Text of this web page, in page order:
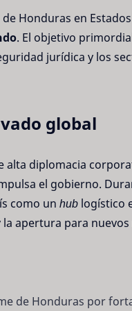
Honduras en
. El objetivo
jurídica y los
global
diplomacia
el gobierno.
como un hub logístico
apertura para
de Honduras por